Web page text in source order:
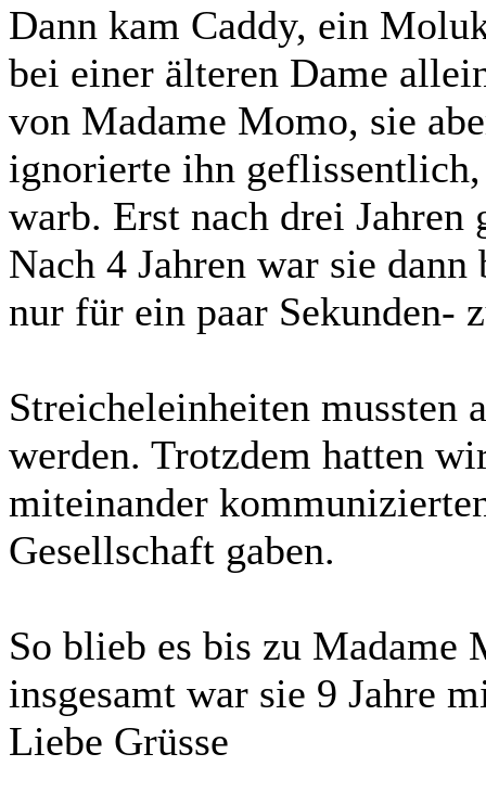
Dann kam Caddy, ein
bei einer älteren Dame
von Madame Momo, sie
ignorierte ihn
warb. Erst nach drei Jahren
Nach 4 Jahren war sie
nur für ein paar Sekunden-
Streicheleinheiten mussten
werden. Trotzdem hatten
miteinander
Gesellschaft gaben.
So blieb es bis zu Madame
insgesamt war sie 9 Jahre
Liebe Grüsse